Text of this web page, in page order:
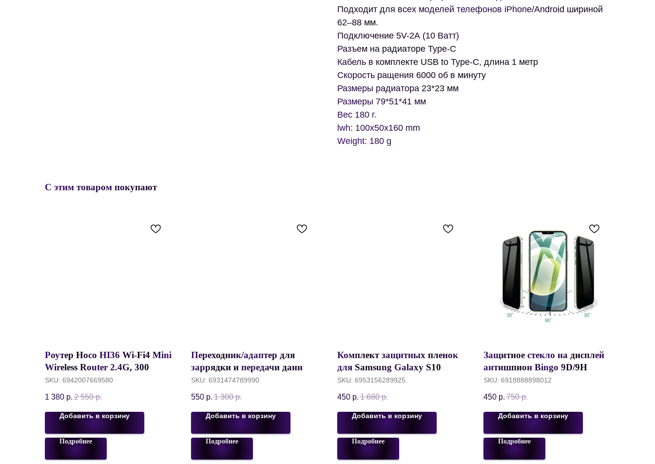
Подходит для всех моделей телефонов iPhone/Android шириной
62–88 мм.
Подключение 5V-2А (10 Ватт)
Разъем на радиаторе Type-C
Кабель в комплекте USB to Type-C, длина 1 метр
Скорость ращения 6000 об в минуту
Размеры радиатора 23*23 мм
Размеры 79*51*41 мм
Вес 180 г.
lwh: 100x50x160 mm
Weight: 180 g
С этим товаром покупают
Роутер Hoco HI36 Wi-Fi4 Mini
Wireless Router 2.4G, 300
Mbps, 2 антенны, EU, Белый
SKU: 6942007669580
1 380 р. 2 550 р.
Добавить в корзину
Подробнее
Переходник/адаптер для
заррядки и передачи данных
Type-C (M) to Type-C (F),
Hoco U107, 120 см, 3A, 480
Mbps, Черный
SKU: 6931474789990
550 р. 1 300 р.
Добавить в корзину
Подробнее
Комплект защитных пленок
для Samsung Galaxy S10
Baseus Full-screen Curved
Anti-bluelight Anti-explosion, 2
штуки, SGSAS10-KS01
SKU: 6953156289925
450 р. 1 680 р.
Добавить в корзину
Подробнее
Защитное стекло на дисплей
антишпион Bingo 9D/9H
Xiaomi Redmi Note 9 Pro
Black (Redmi Note 9S/Poco
X3/Poco X3 pro/Mi 10i/Mi 10T
Lite)
SKU: 6918888898012
450 р. 750 р.
Добавить в корзину
Подробнее